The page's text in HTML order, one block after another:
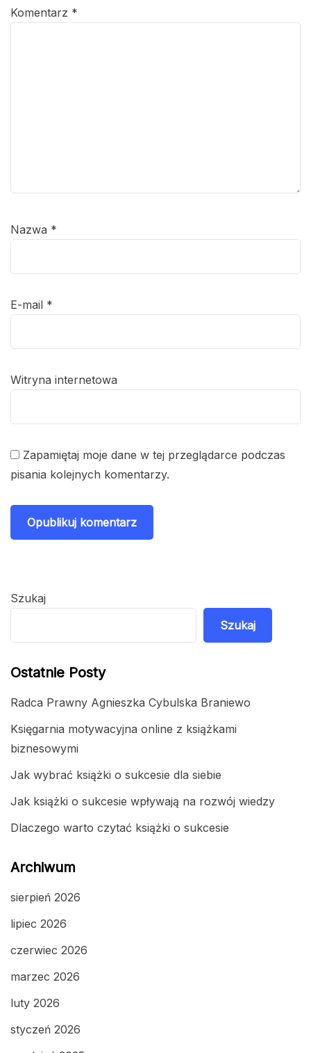
Komentarz *
Nazwa *
E-mail *
Witryna internetowa
Zapamiętaj moje dane w tej przeglądarce podczas
pisania kolejnych komentarzy.
Szukaj
Szukaj
Ostatnie Posty
Radca Prawny Agnieszka Cybulska Braniewo
Księgarnia motywacyjna online z książkami
biznesowymi
Jak wybrać książki o sukcesie dla siebie
Jak książki o sukcesie wpływają na rozwój wiedzy
Dlaczego warto czytać książki o sukcesie
Archiwum
sierpień 2026
lipiec 2026
czerwiec 2026
marzec 2026
luty 2026
styczeń 2026